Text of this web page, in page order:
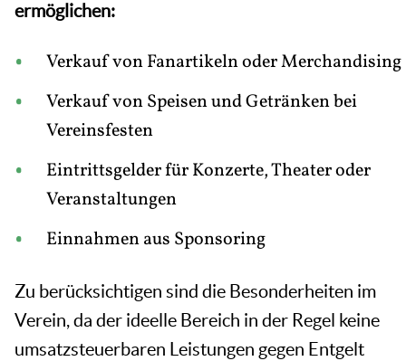
ermöglichen:
Verkauf von Fanartikeln oder Merchandising
Verkauf von Speisen und Getränken bei
Vereinsfesten
Eintrittsgelder für Konzerte, Theater oder
Veranstaltungen
Einnahmen aus Sponsoring
Zu berücksichtigen sind die Besonderheiten im
Verein, da der ideelle Bereich in der Regel keine
umsatzsteuerbaren Leistungen gegen Entgelt